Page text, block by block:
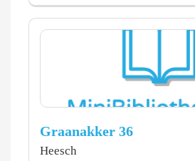
Graanakker 36
Heesch